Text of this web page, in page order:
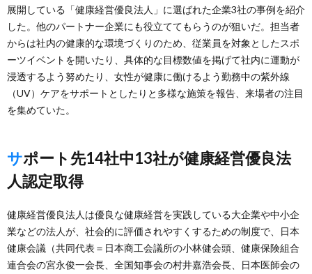
展開している「健康経営優良法人」に選ばれた企業3社の事例を紹介
した。他のパートナー企業にも役立ててもらうのが狙いだ。担当者
からは社内の健康的な環境づくりのため、従業員を対象としたスポ
ーツイベントを開いたり、具体的な目標数値を掲げて社内に運動が
浸透するよう努めたり、女性が健康に働けるよう勤務中の紫外線
（UV）ケアをサポートとしたりと多様な施策を報告、来場者の注目
を集めていた。
サポート先14社中13社が健康経営優良法
人認定取得
健康経営優良法人は優良な健康経営を実践している大企業や中小企
業などの法人が、社会的に評価されやすくするための制度で、日本
健康会議（共同代表＝日本商工会議所の小林健会頭、健康保険組合
連合会の宮永俊一会長、全国知事会の村井嘉浩会長、日本医師会の